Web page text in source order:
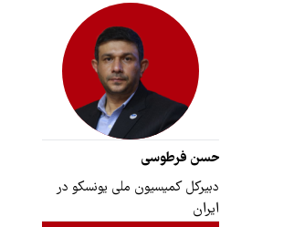
حسن فرطوسی
دبیرکل کمیسیون ملی یونسکو در
ایران